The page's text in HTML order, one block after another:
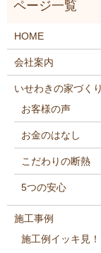
HOME
会社案内
いせわきの家づくり
お客様の声
お金のはなし
こだわりの断熱
5つの安心
施工事例
施工例イッキ見！